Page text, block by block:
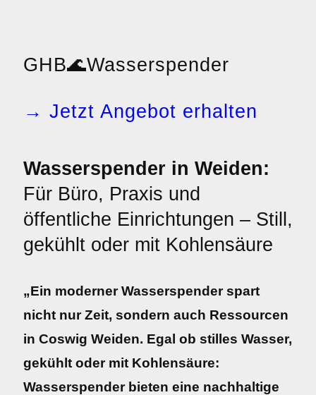
GHB🌊Wasserspender
→ Jetzt Angebot erhalten
Wasserspender in Weiden:
Für Büro, Praxis und
öffentliche Einrichtungen – Still,
gekühlt oder mit Kohlensäure
„Ein moderner Wasserspender spart
nicht nur Zeit, sondern auch Ressourcen
in Coswig Weiden. Egal ob stilles Wasser,
gekühlt oder mit Kohlensäure:
Wasserspender bieten eine nachhaltige